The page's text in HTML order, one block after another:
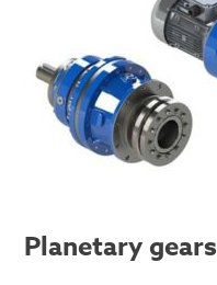
Planetary gears